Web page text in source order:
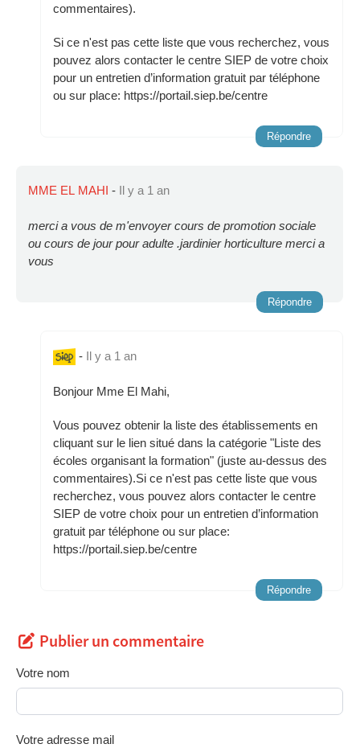
commentaires).
Si ce n'est pas cette liste que vous recherchez, vous
pouvez alors contacter le centre SIEP de votre choix
pour un entretien d’information gratuit par téléphone
ou sur place: https://portail.siep.be/centre
Répondre
MME EL MAHI - Il y a 1 an
merci a vous de m'envoyer cours de promotion sociale
ou cours de jour pour adulte .jardinier horticulture merci a
vous
Répondre
- Il y a 1 an
Bonjour Mme El Mahi,
Vous pouvez obtenir la liste des établissements en
cliquant sur le lien situé dans la catégorie "Liste des
écoles organisant la formation" (juste au-dessus des
commentaires).Si ce n'est pas cette liste que vous
recherchez, vous pouvez alors contacter le centre
SIEP de votre choix pour un entretien d’information
gratuit par téléphone ou sur place:
https://portail.siep.be/centre
Répondre
Publier un commentaire
Votre nom
Votre adresse mail